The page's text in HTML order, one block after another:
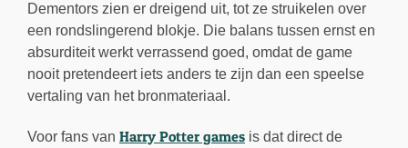
Dementors zien er dreigend uit, tot ze struikelen over
een rondslingerend blokje. Die balans tussen ernst en
absurditeit werkt verrassend goed, omdat de game
nooit pretendeert iets anders te zijn dan een speelse
vertaling van het bronmateriaal.
Voor fans van Harry Potter games is dat direct de